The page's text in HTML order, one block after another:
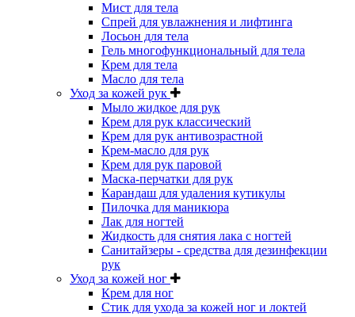
Мист для тела
Спрей для увлажнения и лифтинга
Лосьон для тела
Гель многофункциональный для тела
Крем для тела
Масло для тела
Уход за кожей рук
Мыло жидкое для рук
Крем для рук классический
Крем для рук антивозрастной
Крем-масло для рук
Крем для рук паровой
Маска-перчатки для рук
Карандаш для удаления кутикулы
Пилочка для маникюра
Лак для ногтей
Жидкость для снятия лака с ногтей
Санитайзеры - средства для дезинфекции
рук
Уход за кожей ног
Крем для ног
Стик для ухода за кожей ног и локтей